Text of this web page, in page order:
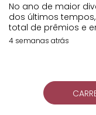
No ano de maior
dos últimos
total de prêmios e
4 semanas atrás